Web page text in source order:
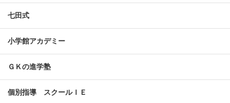
七田式
小学館アカデミー
ＧＫの進学塾
個別指導 スクールＩＥ